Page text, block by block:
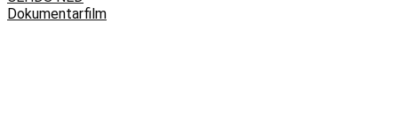
Dokumentarfilm